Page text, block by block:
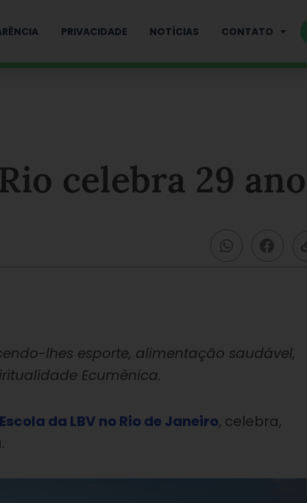
PRIVACIDADE NOTÍCIAS CONTATO
celebra 29
lhes esporte, alimentação saudável,
Ecumênica.
Escola da LBV no Rio de Janeiro, celebra,